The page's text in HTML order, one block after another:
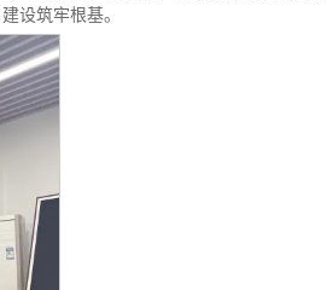
设筑牢根基。